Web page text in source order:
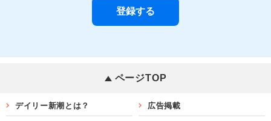
ページTOP
デイリー新潮とは？ 広告掲載